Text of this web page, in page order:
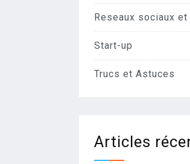
Reseaux sociaux et
Start-up
Trucs et Astuces
Articles